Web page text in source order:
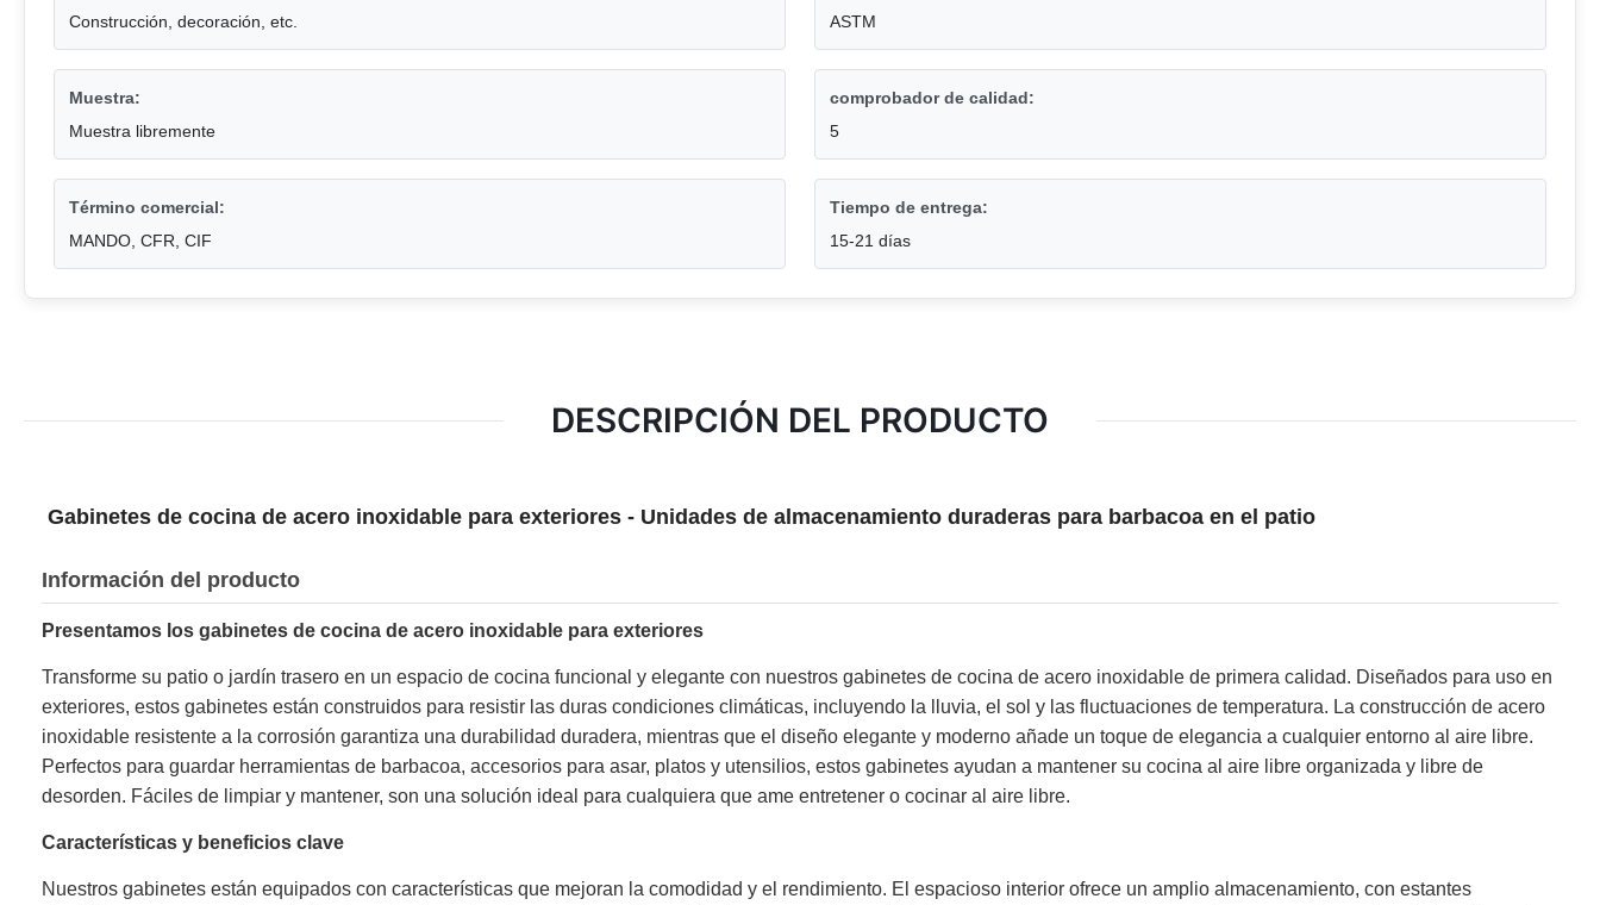
Construcción, decoración, etc.
ASTM
Muestra:
Muestra libremente
comprobador de calidad:
5
Término comercial:
MANDO, CFR, CIF
Tiempo de entrega:
15-21 días
DESCRIPCIÓN DEL PRODUCTO
Gabinetes de cocina de acero inoxidable para exteriores - Unidades de almacenamiento duraderas para barbacoa en el patio
Información del producto
Presentamos los gabinetes de cocina de acero inoxidable para exteriores
Transforme su patio o jardín trasero en un espacio de cocina funcional y elegante con nuestros gabinetes de cocina de acero inoxidable de primera calidad. Diseñados para uso en
exteriores, estos gabinetes están construidos para resistir las duras condiciones climáticas, incluyendo la lluvia, el sol y las fluctuaciones de temperatura. La construcción de acero
inoxidable resistente a la corrosión garantiza una durabilidad duradera, mientras que el diseño elegante y moderno añade un toque de elegancia a cualquier entorno al aire libre.
Perfectos para guardar herramientas de barbacoa, accesorios para asar, platos y utensilios, estos gabinetes ayudan a mantener su cocina al aire libre organizada y libre de
desorden. Fáciles de limpiar y mantener, son una solución ideal para cualquiera que ame entretener o cocinar al aire libre.
Características y beneficios clave
Nuestros gabinetes están equipados con características que mejoran la comodidad y el rendimiento. El espacioso interior ofrece un amplio almacenamiento, con estantes